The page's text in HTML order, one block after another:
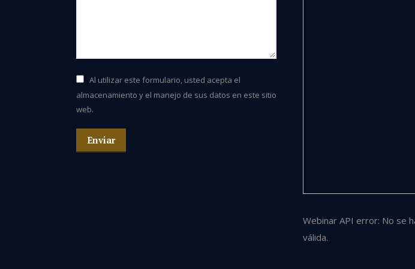
Al utilizar este formulario, usted acepta el
almacenamiento y el manejo de sus datos en este sitio
web.
Enviar
Webinar API error: No se
válida.